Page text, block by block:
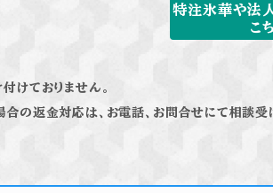
特注氷華や法
こ
けておりません。
の返金対応は、お電話、お問合せにて相談受